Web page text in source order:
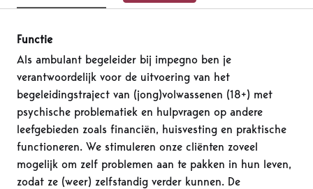
Functie
Als ambulant begeleider bij impegno ben je
verantwoordelijk voor de uitvoering van het
begeleidingstraject van (jong)volwassenen (18+) met
psychische problematiek en hulpvragen op andere
leefgebieden zoals financiën, huisvesting en praktische
functioneren. We stimuleren onze cliënten zoveel
mogelijk om zelf problemen aan te pakken in hun leven,
zodat ze (weer) zelfstandig verder kunnen. De